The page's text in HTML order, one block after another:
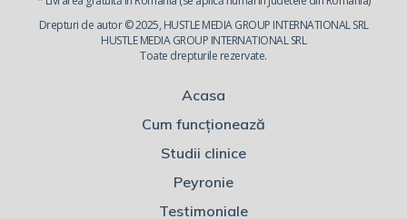
Drepturi de autor © 2025, HUSTLE MEDIA GROUP INTERNATIONAL SRL
HUSTLE MEDIA GROUP INTERNATIONAL SRL
Toate drepturile rezervate.
Acasa
Cum funcționează
Studii clinice
Peyronie
Testimoniale